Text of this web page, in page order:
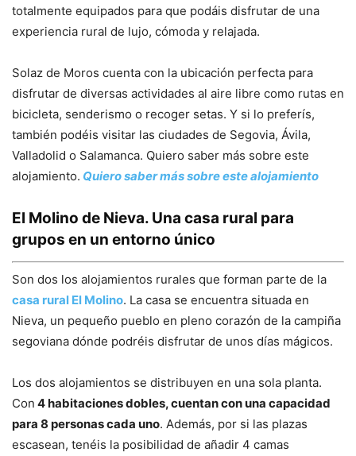
totalmente equipados para que podáis disfrutar de una
experiencia rural de lujo, cómoda y relajada.
Solaz de Moros cuenta con la ubicación perfecta para
disfrutar de diversas actividades al aire libre como rutas en
bicicleta, senderismo o recoger setas. Y si lo preferís,
también podéis visitar las ciudades de Segovia, Ávila,
Valladolid o Salamanca. Quiero saber más sobre este
alojamiento. Quiero saber más sobre este alojamiento
El Molino de Nieva. Una casa rural para
grupos en un entorno único
Son dos los alojamientos rurales que forman parte de la
casa rural El Molino. La casa se encuentra situada en
Nieva, un pequeño pueblo en pleno corazón de la campiña
segoviana dónde podréis disfrutar de unos días mágicos.
Los dos alojamientos se distribuyen en una sola planta.
Con 4 habitaciones dobles, cuentan con una capacidad
para 8 personas cada uno. Además, por si las plazas
escasean, tenéis la posibilidad de añadir 4 camas